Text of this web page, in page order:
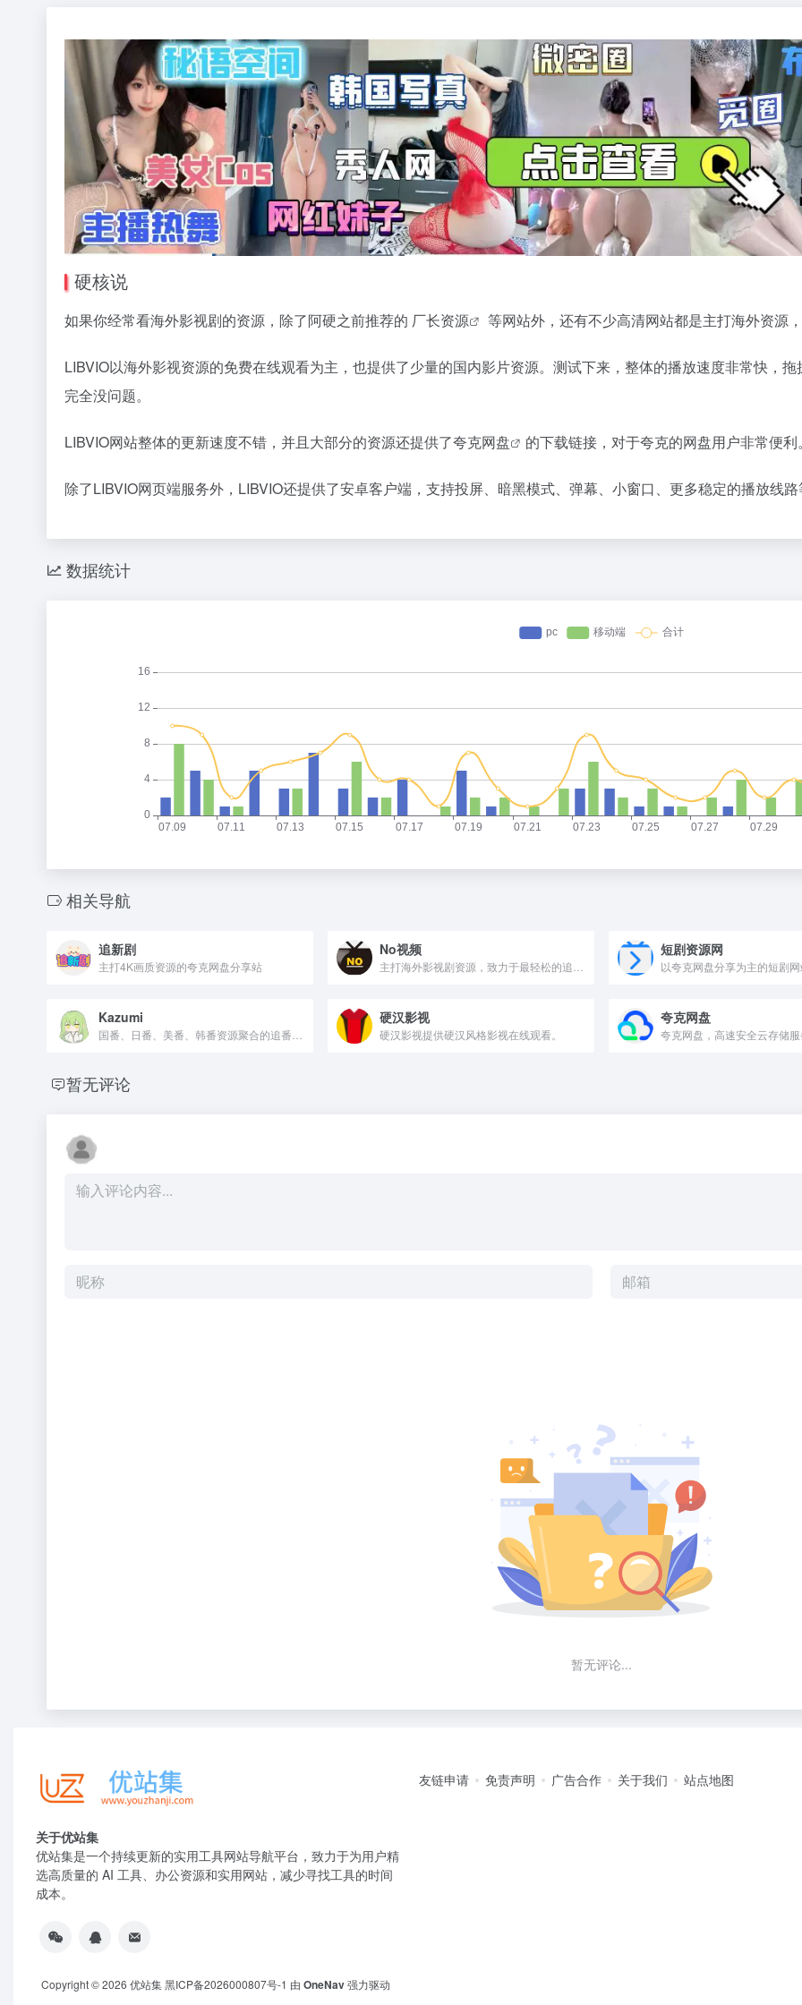
硬核说
如果你经常看海外影视剧的资源，除了阿硬之前推荐的 厂长资源 等网站外，还有不少高清网站都是主打海外资源
LIBVIO以海外影视资源的免费在线观看为主，也提供了少量的国内​影片资源。测试下来，整体的播放速度非常快，
完全没问题。
LIBVIO网站整体的更新速度不错，并且大部分的资源还提供了夸克网盘 的下载链接，对于夸克的网盘用户​非常便利
除了LIBVIO网页端服务外，LIBVIO还提供了安卓客户端，支持投屏、暗黑模式、弹幕、小窗口、更多稳定的播放线
数据统计
相关导航
追新剧
主打4K画质资源的夸克网盘分享站
No视频 短剧资源网
以夸克网盘分享为主的短剧
Kazumi 硬汉影视
硬汉影视提供硬汉风格影视在线观看。
夸克网盘
夸克网盘，高速安全云存储
暂无评论
暂无评论...
关于优站集
优站集是一个持续更新的实用工具网站导航平台，致力于为用户精
选高质量的 AI 工具、办公资源和实用网站，减少寻找工具的时间
成本。
友链申请 免责声明 广告合作 关于我们 站点地图
Copyright © 2026 优站集黑ICP备2026000807号-1 由 OneNav强力驱动